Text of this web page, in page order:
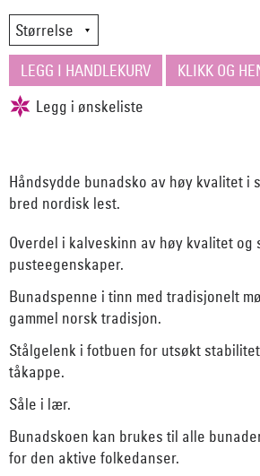
Håndsydde bunadsko av høy kvalitet i
bred nordisk lest.
Overdel i kalveskinn av høy kvalitet og
pusteegenskaper.
Bunadspenne i tinn med tradisjonelt
gammel norsk tradisjon.
Stålgelenk i fotbuen for utsøkt
tåkappe.
Såle i lær.
Bunadskoen kan brukes til alle
for den aktive folkedanser.